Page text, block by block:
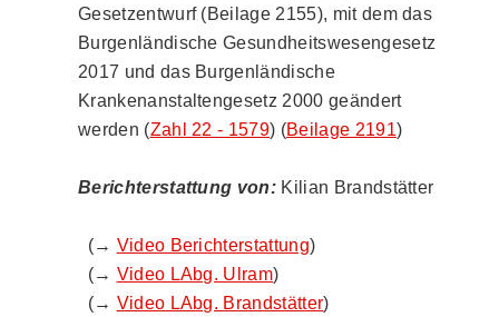
Gesetzentwurf (Beilage 2155), mit dem das
Burgenländische Gesundheitswesengesetz
2017 und das Burgenländische
Krankenanstaltengesetz 2000 geändert
werden (Zahl 22 - 1579) (Beilage 2191)
Berichterstattung von: Kilian Brandstätter
(→ Video Berichterstattung)
(→ Video LAbg. Ulram)
(→ Video LAbg. Brandstätter)